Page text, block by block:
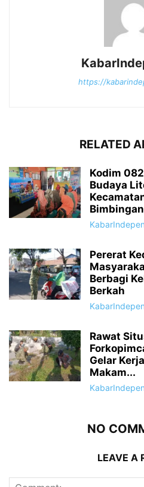
https://
RELATED
Kodim
Budaya
Pererat
Berbagi
Berkah
Rawat
Gelar
Makam...
NO
LEAVE A